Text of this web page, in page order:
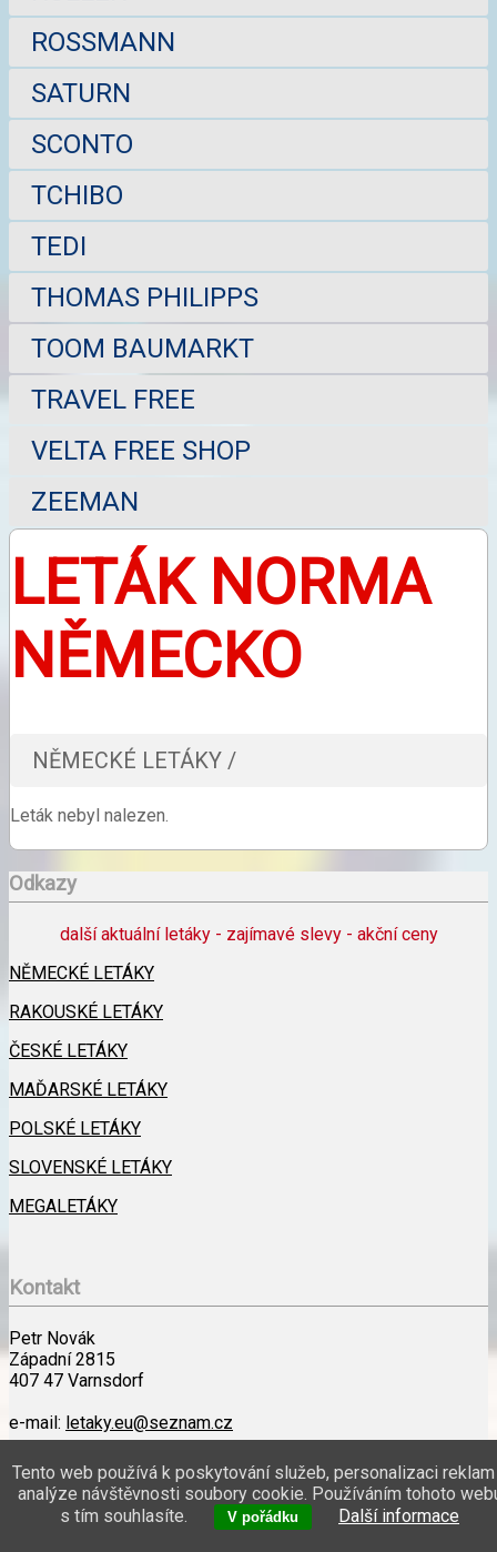
ROSSMANN
SATURN
SCONTO
TCHIBO
TEDI
THOMAS PHILIPPS
TOOM BAUMARKT
TRAVEL FREE
VELTA FREE SHOP
ZEEMAN
LETÁK NORMA
NĚMECKO
NĚMECKÉ LETÁKY /
Leták nebyl nalezen.
Odkazy
další aktuální letáky - zajímavé slevy - akční ceny
NĚMECKÉ LETÁKY
RAKOUSKÉ LETÁKY
ČESKÉ LETÁKY
MAĎARSKÉ LETÁKY
POLSKÉ LETÁKY
SLOVENSKÉ LETÁKY
MEGALETÁKY
Kontakt
Petr Novák
Západní 2815
407 47 Varnsdorf
e-mail: letaky.eu@seznam.cz
Kontakt
Petr Novák | Západní 2815, 407 47 Varnsdorf | e-mail:
Tento web používá k poskytování služeb, personalizaci reklam
analýze návštěvnosti soubory cookie. Používáním tohoto
s tím souhlasíte.
V pořádku Další informace